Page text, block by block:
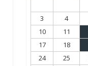
3
4
10
11
17
18
24
25